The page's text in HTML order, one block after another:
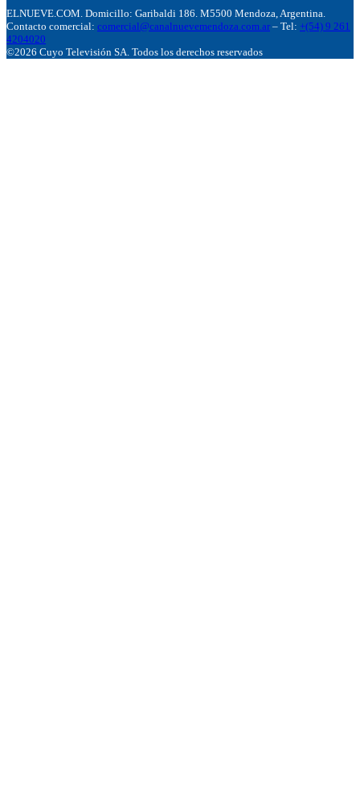
ELNUEVE.COM. Domicillo: Garibaldi 186. M5500 Mendoza, Argentina.
Contacto comercial: comercial@canalnuevemendoza.com.ar – Tel: +(54) 9 261
4204020
©2026 Cuyo Televisión SA. Todos los derechos reservados